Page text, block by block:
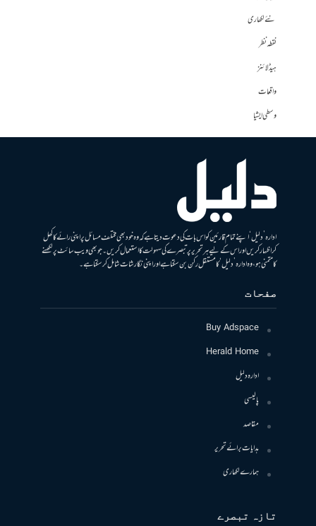
نئے لکھاری
نقطہ نظر
ہیڈلائنز
واقعات
وسطی ایشیا
ادارہ ’دلیل‘ اپنے تمام قارئین کو اس بات کی دعوت دیتا ہے کہ وہ خود بھی مختلف مسائل پر اپنی رائے کا کھل
کر اظہار کریں اور اس کے لیے ہر تحریر پر تبصرے کی سہولت کا استعمال کریں۔ جو بھی ویب سائٹ پر لکھنے
کا متمنی ہو، وہ ادارہ ’دلیل‘ کا مستقل رکن بن سکتا ہے اور اپنی نگارشات شامل کرسکتا ہے۔
صفحات
Buy Adspace
Herald Home
ادارہ دلیل
پالیسی
مقاصد
ہدایات برائے تحریر
ہمارے لکھاری
تازہ تبصرے